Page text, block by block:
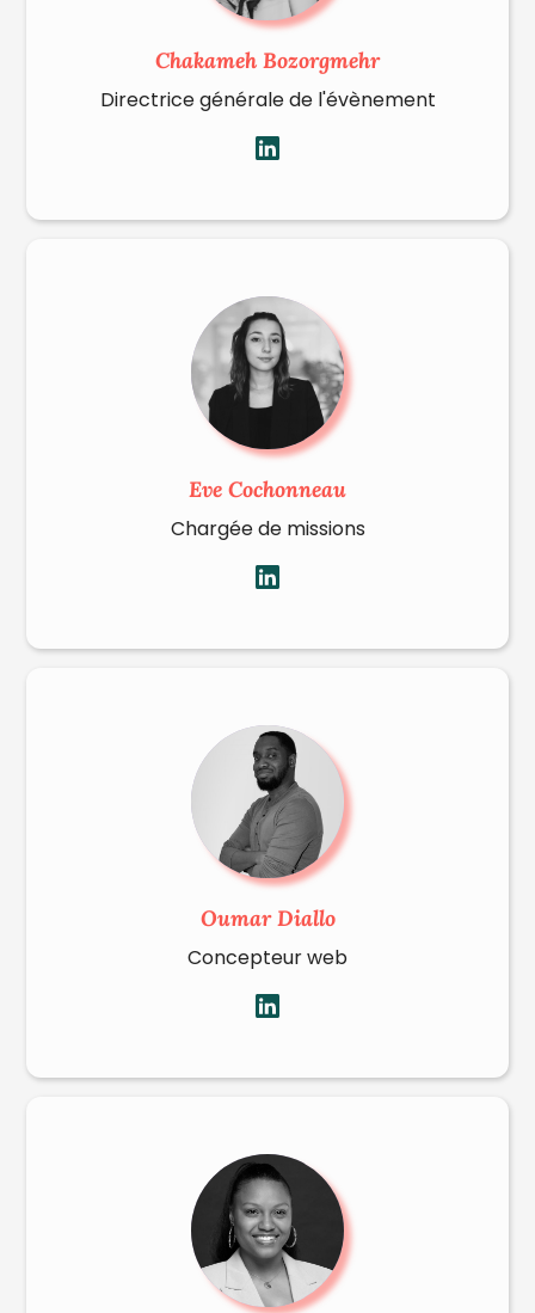
Chakameh Bozorgmehr
Directrice générale de l'évènement
Eve Cochonneau
Chargée de missions
Oumar Diallo
Concepteur web